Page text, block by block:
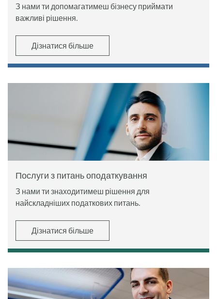
З нами ти допомагатимеш бізнесу приймати
важливі рішення.
Дізнатися більше
Послуги з питань оподаткування
З нами ти знаходитимеш рішення для
найскладніших податкових питань.
Дізнатися більше